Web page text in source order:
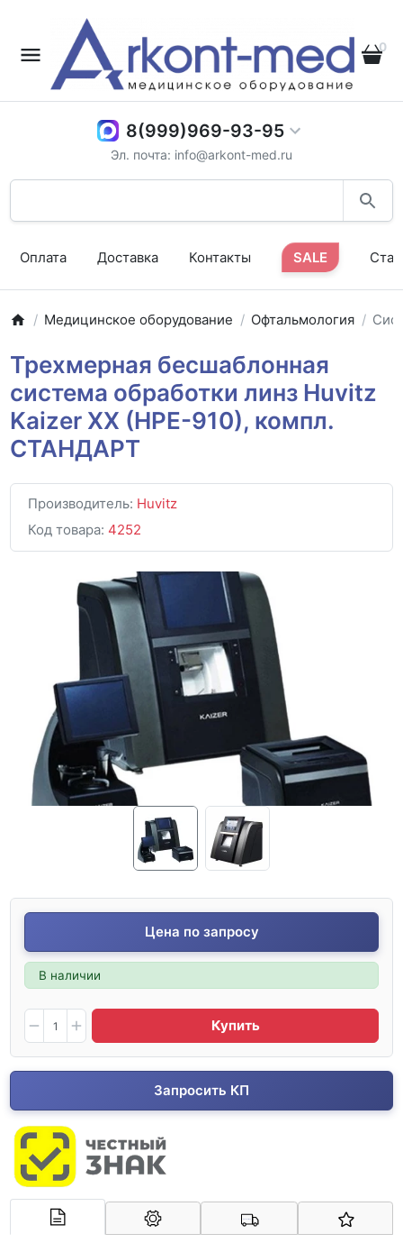
0
8(999)969-93-95
Эл. почта: info@arkont-med.ru
Оплата Доставка Контакты SALE
Медицинское оборудование Офтальмология
Трехмерная бесшаблонная
система обработки линз Huvitz
Kaizer XX (HPE-910), компл.
СТАНДАРТ
Производитель: Huvitz
Код товара: 4252
Цена по запросу
В наличии
Купить
Запросить КП
Арконт-Мед